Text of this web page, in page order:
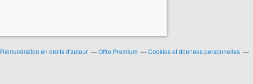
Rémunération en droits d'auteur Offre Premium
Cookies et données personnelles